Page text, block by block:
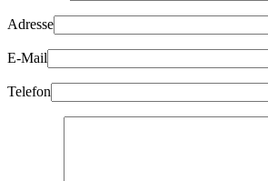
Adresse
E-Mail
Telefon